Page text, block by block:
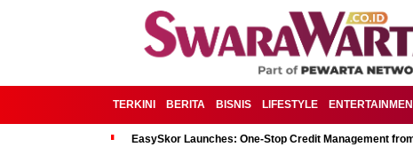
TERKINI BERITA BISNIS LIFESTYLE
EasySkor Launches: One-Stop Credit Management